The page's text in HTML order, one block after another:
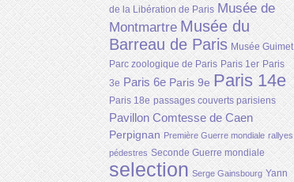
de la Libération de Paris Musée de
Montmartre Musée du
Barreau de Paris Musée Guimet
Parc zoologique de Paris Paris 1er Paris
3e Paris 6e Paris 9e Paris 14e
Paris 18e passages couverts parisiens
Pavillon Comtesse de Caen
Perpignan Première Guerre mondiale rallyes
pédestres Seconde Guerre mondiale
selection Serge Gainsbourg Yann